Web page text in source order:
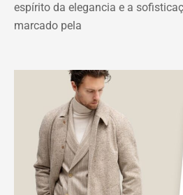
espírito da elegancia e a
marcado pela